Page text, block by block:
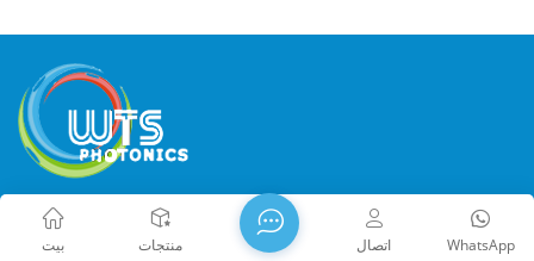
تأسست شركة WTS PHOTONICS CO.,LTD في عام 2009 وحصلت
بيت منتجات WhatsApp اتصال